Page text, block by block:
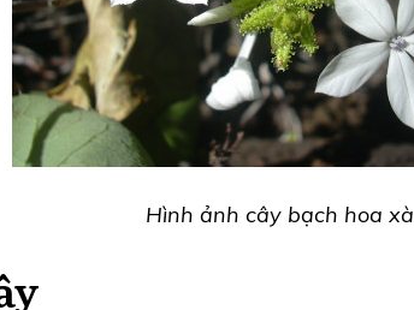
Hình ảnh cây bạch hoa xà